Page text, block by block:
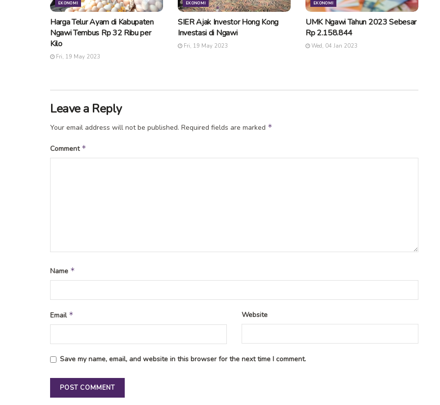
EKONOMI
Harga Telur Ayam di Kabupaten
Ngawi Tembus Rp 32 Ribu per
Kilo
Fri, 19 May 2023
EKONOMI
SIER Ajak Investor Hong Kong
Investasi di Ngawi
Fri, 19 May 2023
EKONOMI
UMK Ngawi Tahun 2023 Sebesar
Rp 2.158.844
Wed, 04 Jan 2023
Leave a Reply
Your email address will not be published. Required fields are marked *
Comment *
Name *
Email * Website
Save my name, email, and website in this browser for the next time I comment.